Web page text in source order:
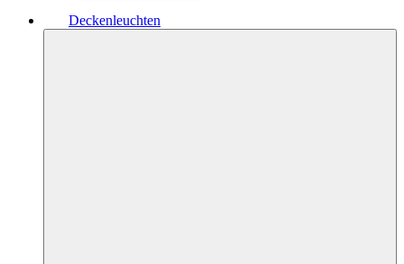
Deckenleuchten